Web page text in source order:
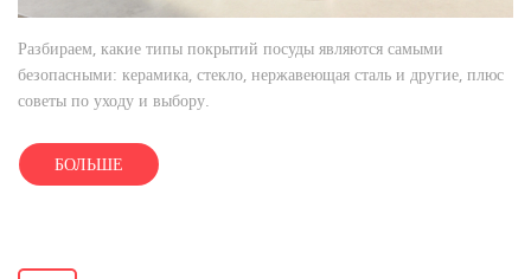
Разбираем, какие типы покрытий посуды являются самыми
безопасными: керамика, стекло, нержавеющая сталь и другие, плюс
советы по уходу и выбору.
БОЛЬШЕ